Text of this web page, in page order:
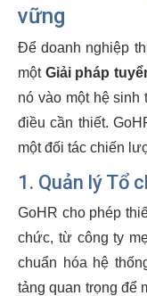
vững
Để doanh nghiệp
một Giải pháp
nó vào một hệ
điều cần thiết.
một đối tác chiến
1. Quản lý Tổ
GoHR cho phép
chức, từ công ty
chuẩn hóa hệ
tảng quan trọng để